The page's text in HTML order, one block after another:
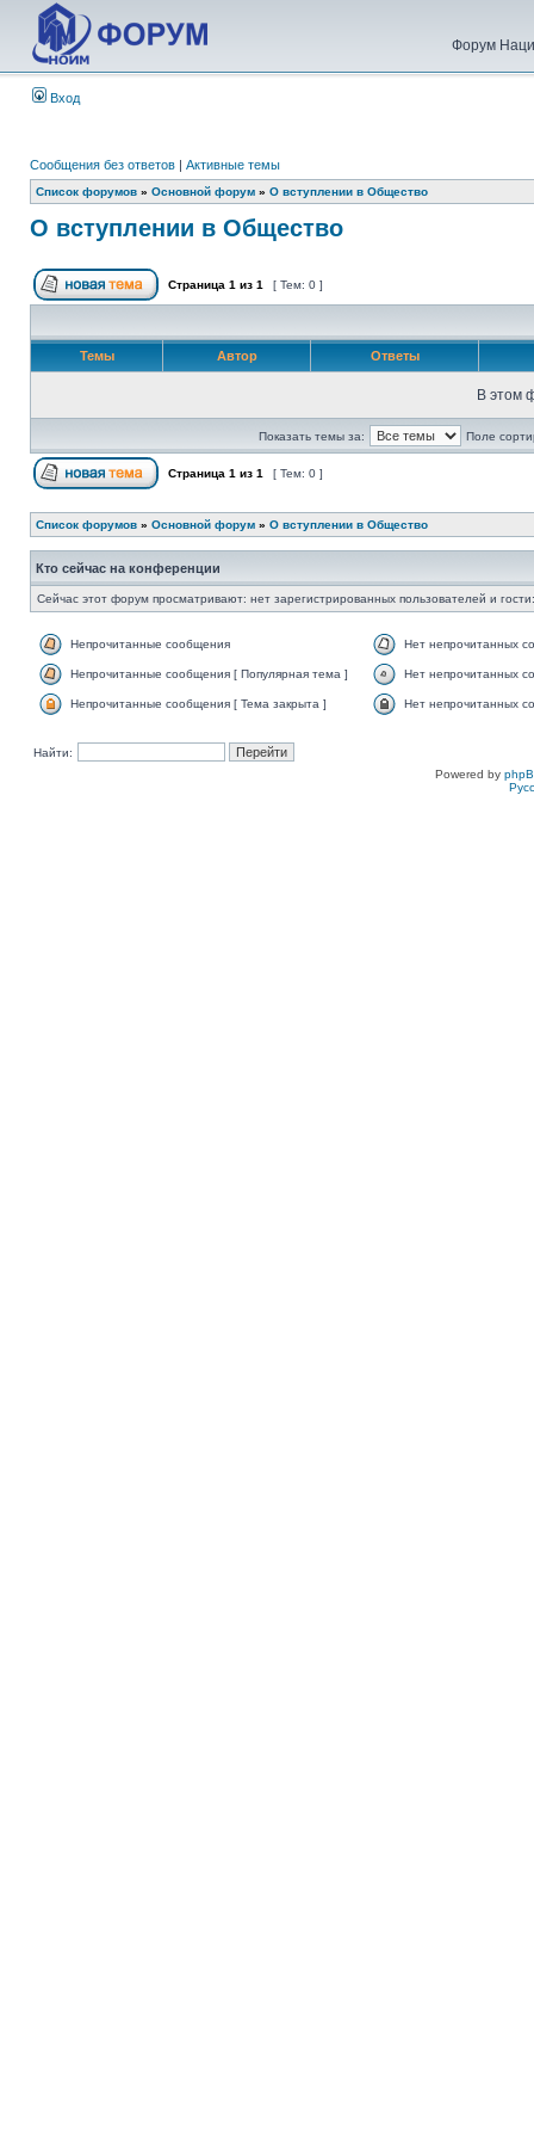
Форум
Вход
Сообщения без ответов | Активные темы
Список форумов » Основной форум » О вступлении в Общество
О вступлении в Общество
Страница 1 из 1 [ Тем: 0 ]
Темы Автор Ответы
В этом
Показать темы за: Поле
Страница 1 из 1 [ Тем: 0 ]
Список форумов » Основной форум » О вступлении в Общество
Кто сейчас на конференции
Сейчас этот форум просматривают: нет зарегистрированных пользователей и
Непрочитанные сообщения Нет непрочитанных
Непрочитанные сообщения [ Популярная тема ] Нет непрочитанных
Непрочитанные сообщения [ Тема закрыта ] Нет непрочитанных
Найти:
Powered by